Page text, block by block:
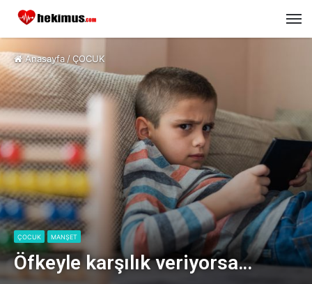
Anasayfa/ÇOCUK
ÇOCUK MANŞET
Öfkeyle karşılık veriyorsa…